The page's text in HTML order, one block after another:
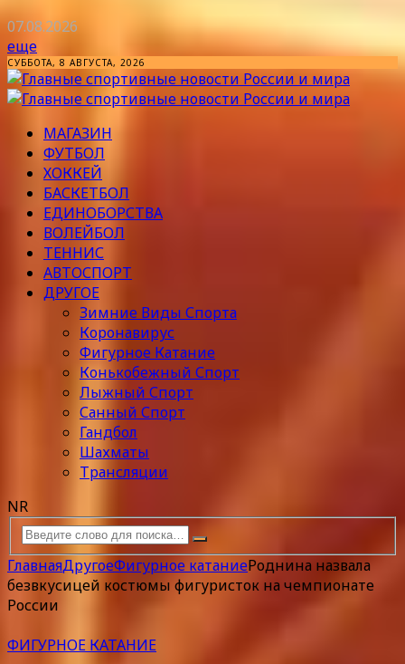
07.08.2026
еще
СУББОТА, 8 АВГУСТА, 2026
МАГАЗИН
ФУТБОЛ
ХОККЕЙ
БАСКЕТБОЛ
ЕДИНОБОРСТВА
ВОЛЕЙБОЛ
ТЕННИС
АВТОСПОРТ
ДРУГОЕ
Зимние Виды Спорта
Коронавирус
Фигурное Катание
Конькобежный Спорт
Лыжный Спорт
Санный Спорт
Гандбол
Шахматы
Трансляции
NR
ГлавнаяДругоеФигурное катаниеРоднина назвала
безвкусицей костюмы фигуристок на чемпионате
России
ФИГУРНОЕ КАТАНИЕ